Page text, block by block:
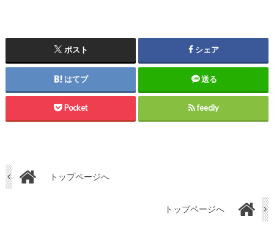
ポスト シェア
はてブ 送る
Pocket feedly
トップページへ
トップページへ